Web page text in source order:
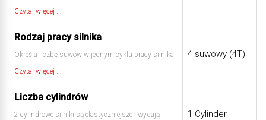
Czytaj więcej ...
Rodzaj pracy silnika
Określa liczbę suwów w jednym cyklu pracy silnika.
Czytaj więcej ...
4 suwowy (4T)
Liczba cylindrów
2 cylindrowe silniki są elastyczniejsze i wydają
1 Cylinder